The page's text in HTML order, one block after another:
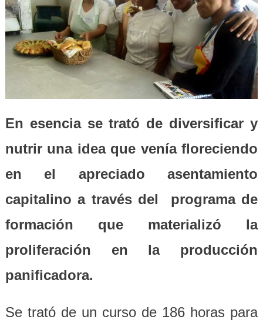
En esencia se trató de diversificar y
nutrir una idea que venía floreciendo
en el apreciado asentamiento
capitalino a través del programa de
formación que materializó la
proliferación en la producción
panificadora.
Se trató de un curso de 186 horas para